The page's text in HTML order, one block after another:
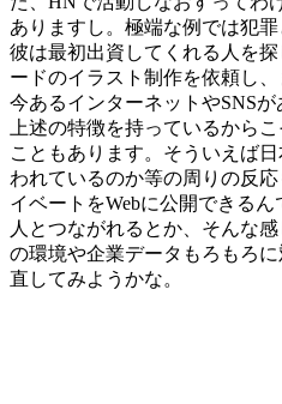
ありますし。極端な例では犯罪
彼は最初出資してくれる人を
ードのイラスト制作を依頼し
今あるインターネットやSNS
上述の特徴を持っているから
こともあります。そういえば
われているのか等の周りの反
イベートをWebに公開できる
人とつながれるとか、そんな
の環境や企業データもろもろ
直してみようかな。